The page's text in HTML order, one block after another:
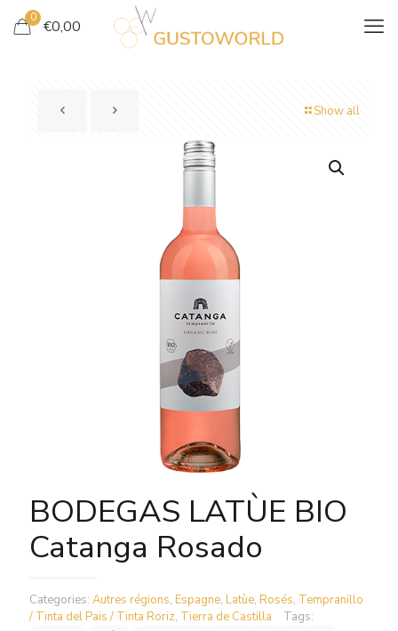
0 €0,00
Show all
BODEGAS LATÙE BIO
Catanga Rosado
Categories: Autres régions, Espagne, Latùe, Rosés, Tempranillo
/ Tinta del Pais / Tinta Roriz, Tierra de Castilla Tags: